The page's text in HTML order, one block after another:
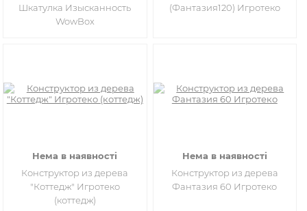
Шкатулка Изысканность
WowBox
(Фантазия120) Игротеко
Нема в наявності
Конструктор из дерева
"Коттедж" Игротеко
(коттедж)
Нема в наявності
Конструктор из дерева
Фантазия 60 Игротеко